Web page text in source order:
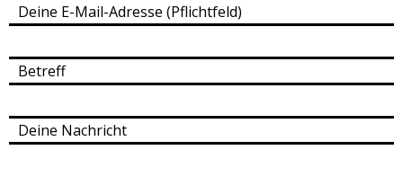
Deine E-Mail-Adresse (Pflichtfeld)
Betreff
Deine Nachricht